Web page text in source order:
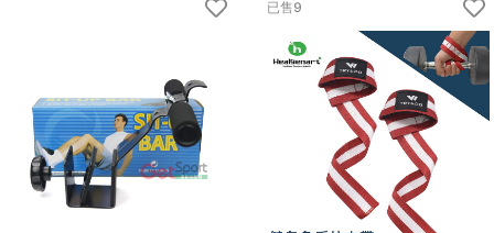
已售9